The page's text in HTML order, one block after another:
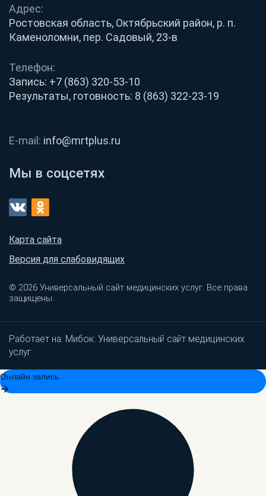
Адрес:
Ростовская область, Октябрьский район, р. п.
Каменоломни, пер. Садовый, 23-в
Телефон:
Запись: +7 (863) 320-53-10
Результаты, готовность: 8 (863) 322-23-19
E-mail: info@mrtplus.ru
Мы в соцсетях
Карта сайта
Версия для слабовидящих
© 2026 Универсальный сайт медицинских услуг. Все права
защищены.
Работает на: Мибок: Универсальный сайт медицинских
услуг